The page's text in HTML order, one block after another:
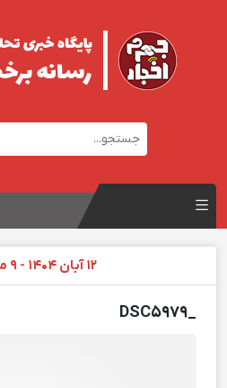
12 آبان 1404 - 9 ماه پیش
_DSC5979